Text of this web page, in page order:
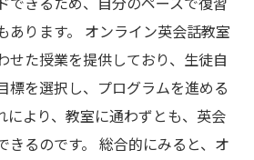
できるため、自分のペースで復習
あります。 オンライン英会話教室
せた授業を提供しており、生徒自
標を選択し、プログラムを進める
により、教室に通わずとも、英会
きるのです。 総合的にみると、オ